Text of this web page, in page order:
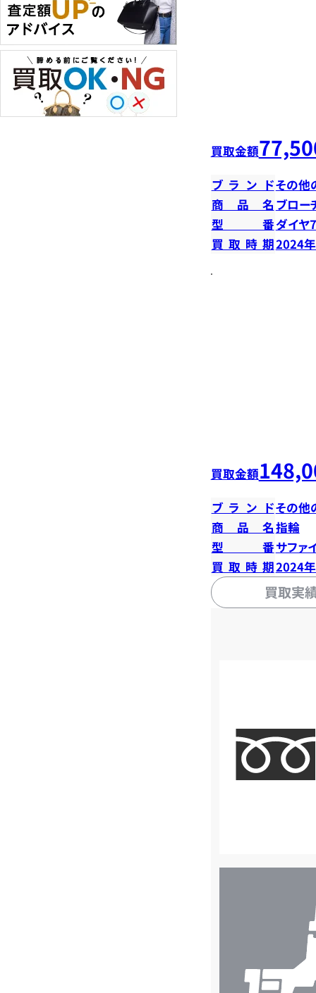
買取金額
ブランドその他
商品名 ブロー
型番ダイヤ
買取時期2024
買取金額
ブランドその他
商品名指輪
型番サファ
買取時期2024
買取実